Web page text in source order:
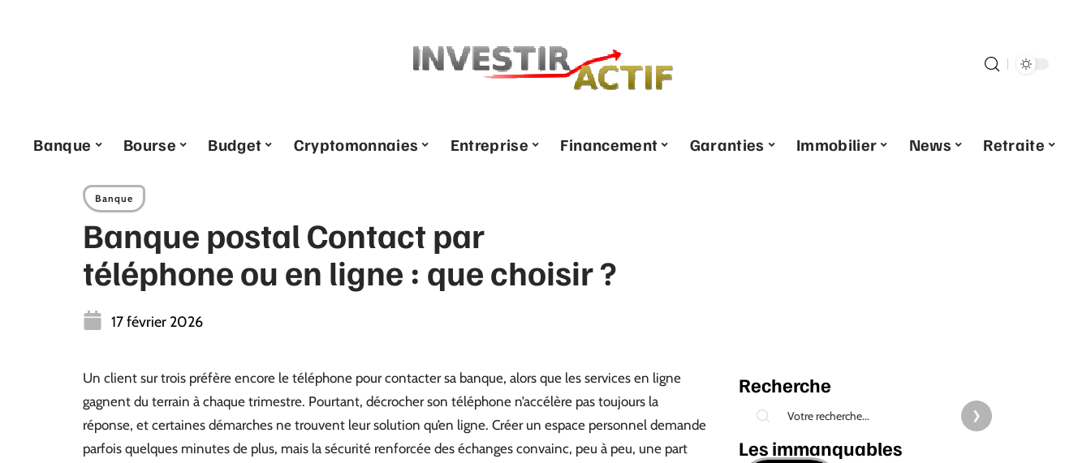
Banque Bourse Budget Cryptomonnaies Entreprise Financement Garanties Immobilier News Retraite
Banque
Banque postal Contact par
téléphone ou en ligne : que choisir ?
17 février 2026
Un client sur trois préfère encore le téléphone pour contacter sa banque, alors que les services en ligne
gagnent du terrain à chaque trimestre. Pourtant, décrocher son téléphone n’accélère pas toujours la
réponse, et certaines démarches ne trouvent leur solution qu’en ligne. Créer un espace personnel demande
parfois quelques minutes de plus, mais la sécurité renforcée des échanges convainc, peu à peu, une part
Recherche
Les immanquables